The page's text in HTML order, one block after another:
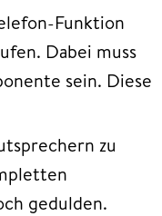
Funktion
Dabei muss
sein. Diese
zu
gedulden.